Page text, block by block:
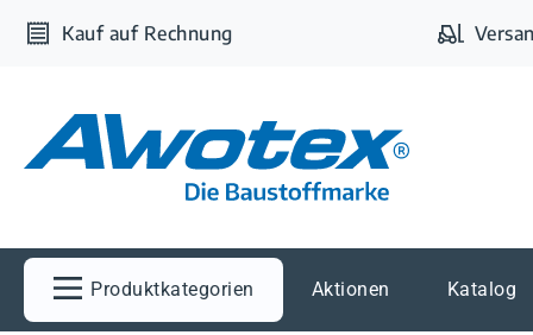
Hauptinhalt springen
Zur Suche springen
Zur Hauptnavigation springen
Kauf auf Rechnung
Produktkategorien Aktionen Katalog